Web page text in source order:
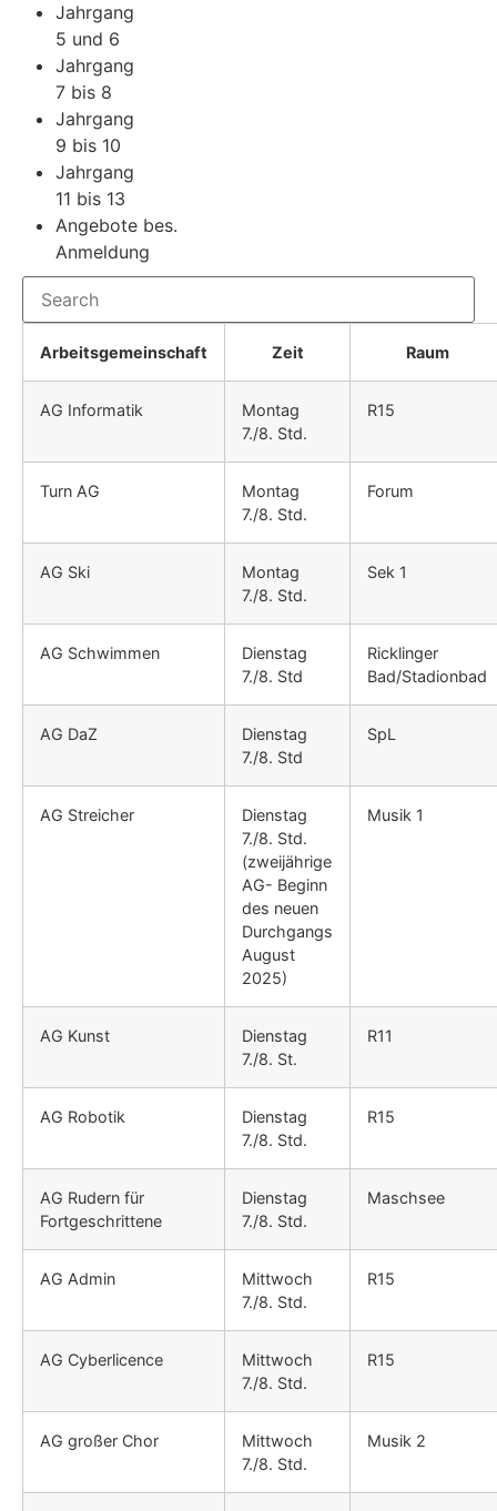
Jahrgang
5 und 6
Jahrgang
7 bis 8
Jahrgang
9 bis 10
Jahrgang
11 bis 13
Angebote bes.
Anmeldung
Arbeitsgemeinschaft Zeit Raum
AG Informatik
Montag
7./8. Std.
R15
Turn AG
Montag
7./8. Std.
Forum
AG Ski
Montag
7./8. Std.
Sek 1
AG Schwimmen
Dienstag
7./8. Std
Ricklinger
Bad/Stadionbad
AG DaZ
Dienstag
7./8. Std
SpL
AG Streicher
Dienstag
7./8. Std.
(zweijährige
AG- Beginn
des neuen
Durchgangs
August
2025)
Musik 1
AG Kunst
Dienstag
7./8. St.
R11
AG Robotik
Dienstag
7./8. Std.
R15
AG Rudern für
Fortgeschrittene
Dienstag
7./8. Std.
Maschsee
AG Admin
Mittwoch
7./8. Std.
R15
AG Cyberlicence
Mittwoch
7./8. Std.
R15
AG großer Chor
Mittwoch
7./8. Std.
Musik 2